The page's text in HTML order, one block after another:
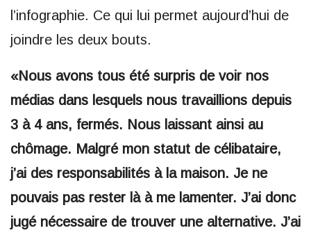
l’infographie. Ce qui lui permet aujourd’hui de
joindre les deux bouts.
«Nous avons tous été surpris de voir nos
médias dans lesquels nous travaillions depuis
3 à 4 ans, fermés. Nous laissant ainsi au
chômage. Malgré mon statut de célibataire,
j’ai des responsabilités à la maison. Je ne
pouvais pas rester là à me lamenter. J’ai donc
jugé nécessaire de trouver une alternative. J’ai